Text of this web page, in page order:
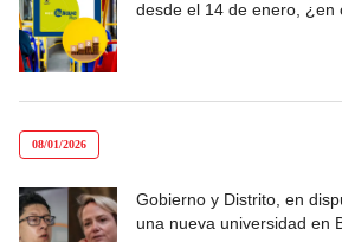
desde el 14 de enero, ¿en
08/01/2026
Gobierno y Distrito, en
una nueva universidad en